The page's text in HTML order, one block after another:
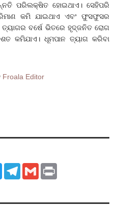
ପରିଲକ୍ଷିତ ହୋଇଥାଏ। ସେହିପରି
କମି ଯାଇଥାଏ ଏବଂ ଫୁସଫୁସର
ତ୍ୟାଗର ବର୍ଷେ ଭିତରେ ହୃଦ୍‌ଜନିତ ରୋଗ
କମିଯାଏ। ଧୂମପାନ ତ୍ୟାଗ କରିବା
Froala Editor
TwitterTelegram
Gmail